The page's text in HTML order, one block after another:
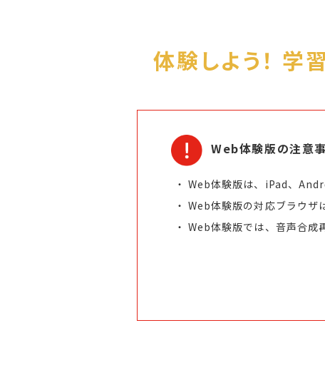
体験しよう！ 学
Web体験版の注意
Web体験版は、iPad、
Web体験版の対応ブラウ
Web体験版では、音声合成